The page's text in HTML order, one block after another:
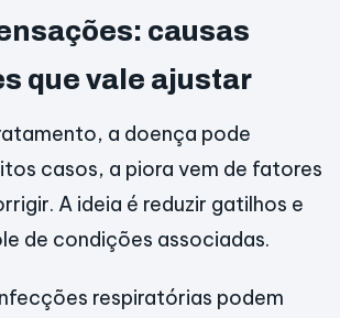
causas
que vale ajustar
a doença pode
casos, a piora vem de fatores
A ideia é reduzir gatilhos e
de condições associadas.
respiratórias podem